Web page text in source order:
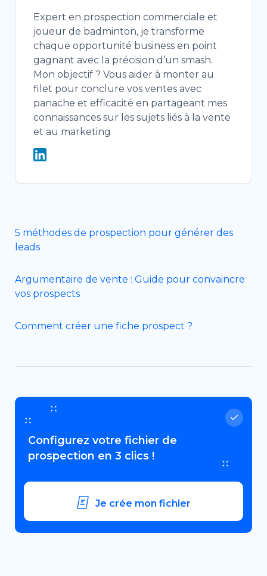
Expert en prospection commerciale et
joueur de badminton, je transforme
chaque opportunité business en point
gagnant avec la précision d’un smash.
Mon objectif ? Vous aider à monter au
filet pour conclure vos ventes avec
panache et efficacité en partageant mes
connaissances sur les sujets liés à la vente
et au marketing
5 méthodes de prospection pour générer des
leads
Argumentaire de vente : Guide pour convaincre
vos prospects
Comment créer une fiche prospect ?
Configurez votre fichier de
prospection en 3 clics !
Je crée mon fichier